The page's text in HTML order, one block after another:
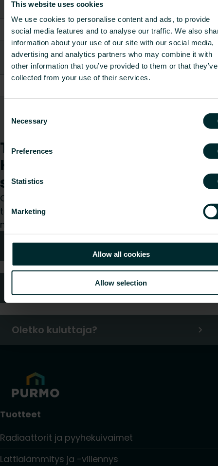
This website uses cookies
We use cookies to personalise content and ads, to provide
social media features and to analyse our traffic. We also
information about your use of our site with our social media,
advertising and analytics partners who may combine it with
other information that you’ve provided to them or that they’ve
collected from your use of their services.
Selection
Necessary
Preferences
Statistics
Marketing
Allow all cookies
Allow selection
Mitta-alue [°C]
Ulkoinen anturi
Kyllä
Terminen
takaisinkytkentä
ei ole
Tuotteet
Kuinka voimme auttaa
sinua?
Olitpa sitten suunnittelija, asentaja, arkkitehti,
tukkumyyjä tai loppukäyttäjä, valitse kategoria ja
me hoidamme pyyntösi mielellämme.
Tekniken neuvonta
Usein kysytyt kysymykset
Oletko kuluttaja?
Tuotteet
Radiaattorit ja pyyhekuivaimet
Lattialämmitys ja -viilennys